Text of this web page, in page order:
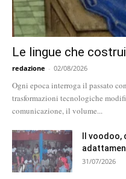
Le lingue che
redazione - 02/08/2026
Ogni epoca interroga il passato
trasformazioni tecnologiche
comunicazione, il volume...
Il
31/07/2026